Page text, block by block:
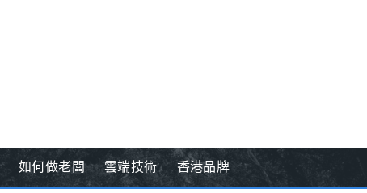
如何做老闆 雲端技術 香港品牌